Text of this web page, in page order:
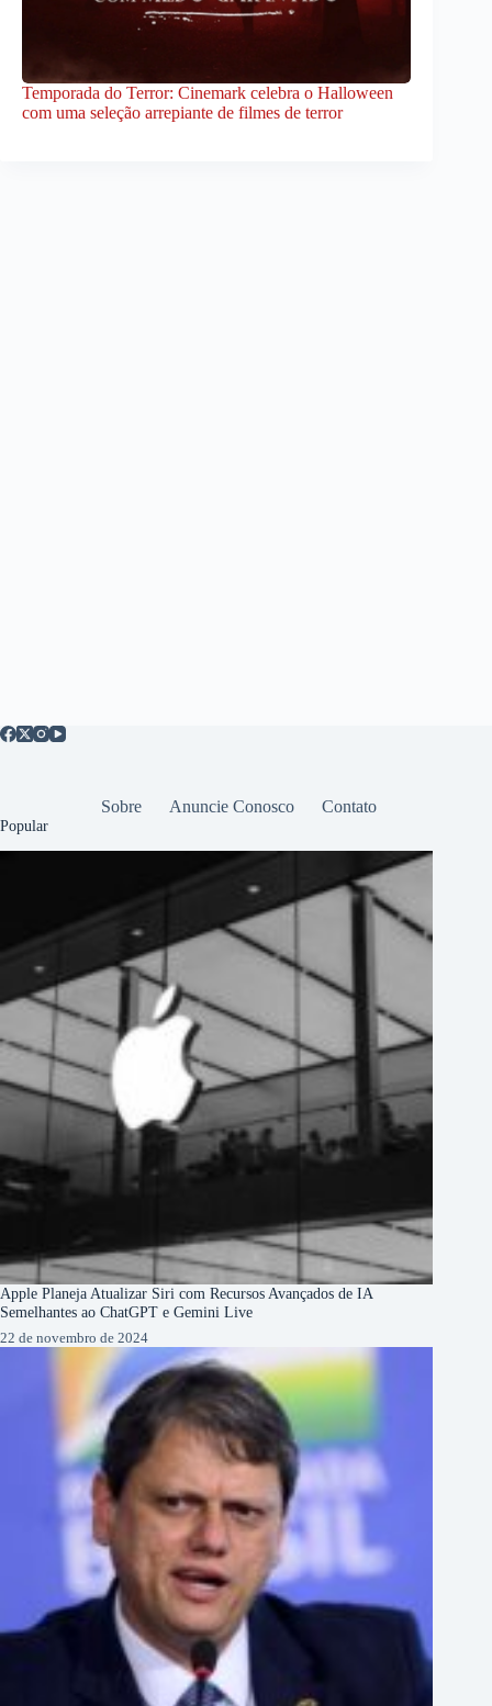
Temporada do Terror: Cinemark celebra o Halloween
com uma seleção arrepiante de filmes de terror
Sobre Anuncie Conosco Contato
Popular
Apple Planeja Atualizar Siri com Recursos Avançados de IA
Semelhantes ao ChatGPT e Gemini Live
22 de novembro de 2024